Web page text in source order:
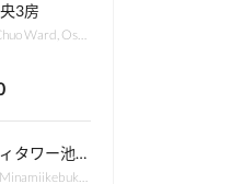
3房
Matsuyamachi, Chuo Ward, Osaka, 542-0067日本
グランドシティタワー池袋 2LDK 東京 豐島區 南池袋
2-chōme-46-46 Minamiikebukuro, Toshima City, Tokyo 171-0022日本